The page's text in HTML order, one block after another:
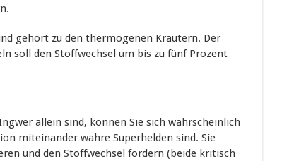
gehört zu den thermogenen Kräutern. Der
soll den Stoffwechsel um bis zu fünf Prozent
allein sind, können Sie sich wahrscheinlich
miteinander wahre Superhelden sind. Sie
und den Stoffwechsel fördern (beide kritisch